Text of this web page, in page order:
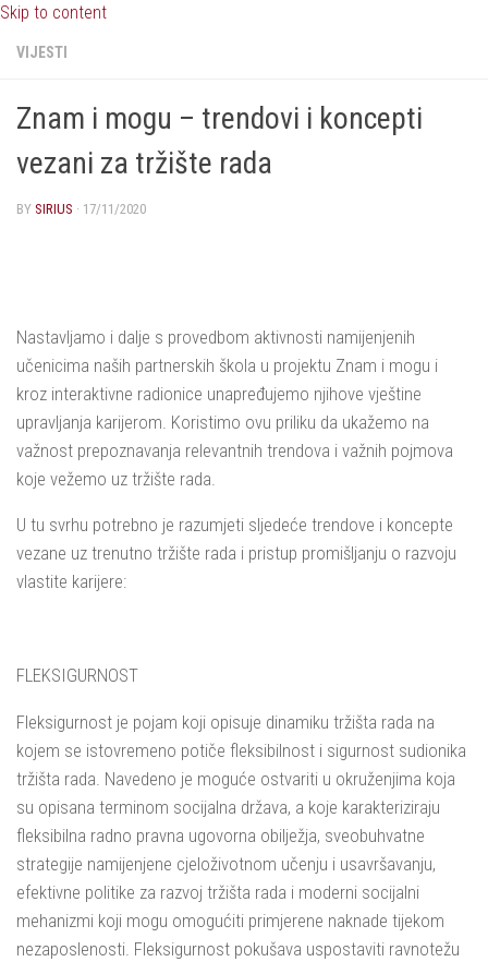
Skip to content
VIJESTI
Znam i mogu – trendovi i koncepti
vezani za tržište rada
BY SIRIUS · 17/11/2020
Nastavljamo i dalje s provedbom aktivnosti namijenjenih
učenicima naših partnerskih škola u projektu Znam i mogu i
kroz interaktivne radionice unapređujemo njihove vještine
upravljanja karijerom. Koristimo ovu priliku da ukažemo na
važnost prepoznavanja relevantnih trendova i važnih pojmova
koje vežemo uz tržište rada.
U tu svrhu potrebno je razumjeti sljedeće trendove i koncepte
vezane uz trenutno tržište rada i pristup promišljanju o razvoju
vlastite karijere:
FLEKSIGURNOST
Fleksigurnost je pojam koji opisuje dinamiku tržišta rada na
kojem se istovremeno potiče fleksibilnost i sigurnost sudionika
tržišta rada. Navedeno je moguće ostvariti u okruženjima koja
su opisana terminom socijalna država, a koje karakteriziraju
fleksibilna radno pravna ugovorna obilježja, sveobuhvatne
strategije namijenjene cjeloživotnom učenju i usavršavanju,
efektivne politike za razvoj tržišta rada i moderni socijalni
mehanizmi koji mogu omogućiti primjerene naknade tijekom
nezaposlenosti. Fleksigurnost pokušava uspostaviti ravnotežu